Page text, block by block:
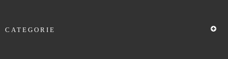
CATEGORIE